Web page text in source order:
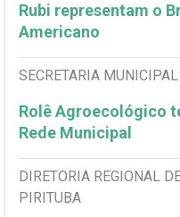
Rubi representam o
Americano
SECRETARIA
Rolê Agroecológico
Rede Municipal
DIRETORIA REGIONAL
PIRITUBA